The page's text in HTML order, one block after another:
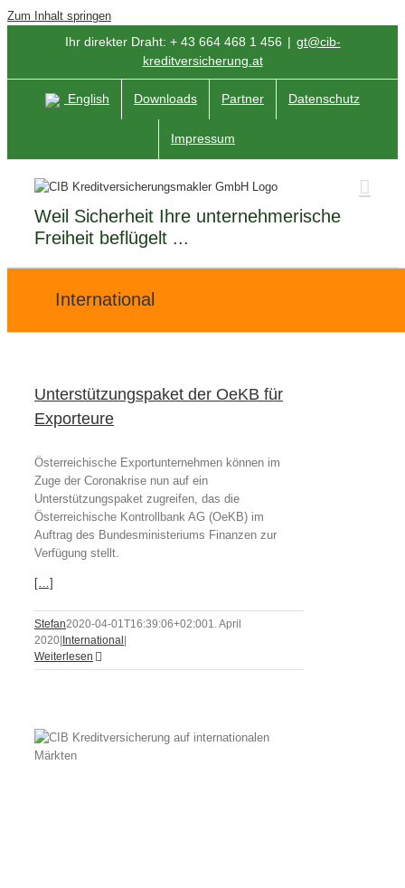
Zum Inhalt springen
Ihr direkter Draht: + 43 664 468 1 456 | gt@cib-
kreditversicherung.at
English Downloads Partner Datenschutz
Impressum
Weil Sicherheit Ihre unternehmerische
Freiheit beflügelt ...
International
Unterstützungspaket der OeKB für
Exporteure
Österreichische Exportunternehmen können im
Zuge der Coronakrise nun auf ein
Unterstützungspaket zugreifen, das die
Österreichische Kontrollbank AG (OeKB) im
Auftrag des Bundesministeriums Finanzen zur
Verfügung stellt.
[…]
Stefan2020-04-01T16:39:06+02:001. April
2020|International|
Weiterlesen